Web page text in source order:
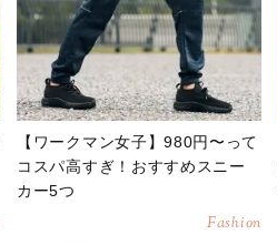
【ワークマン女子】980円〜って
コスパ高すぎ！おすすめスニー
カー5つ
Fashion